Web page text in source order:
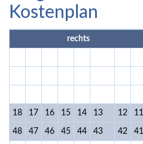
Kostenplan
rechts
18 17 16 15 14 13 12 11
48 47 46 45 44 43 42 41